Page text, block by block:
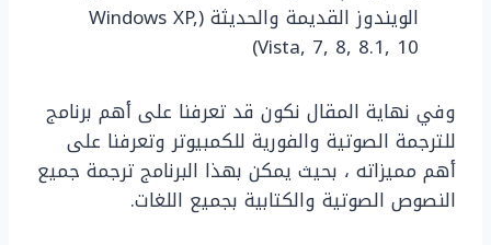
الويندوز القديمة والحديثة (Windows XP,
Vista, 7, 8, 8.1, 10)
وفي نهاية المقال نكون قد تعرفنا على أهم برنامج
للترجمة الصوتية والفورية للكمبيوتر وتعرفنا على
أهم مميزاته ، بحيث يمكن بهذا البرنامج ترجمة جميع
النصوص الصوتية والكتابية بجميع اللغات.